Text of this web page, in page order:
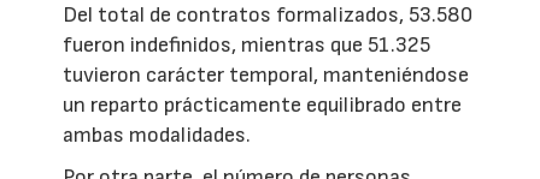
Del total de contratos formalizados, 53.580
fueron indefinidos, mientras que 51.325
tuvieron carácter temporal, manteniéndose
un reparto prácticamente equilibrado entre
ambas modalidades.